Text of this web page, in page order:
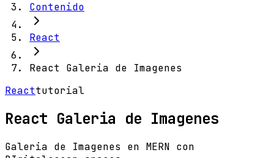
Contenido
React
React Galeria de Imagenes
Reacttutorial
React Galeria de Imagenes
Galeria de Imagenes en MERN con